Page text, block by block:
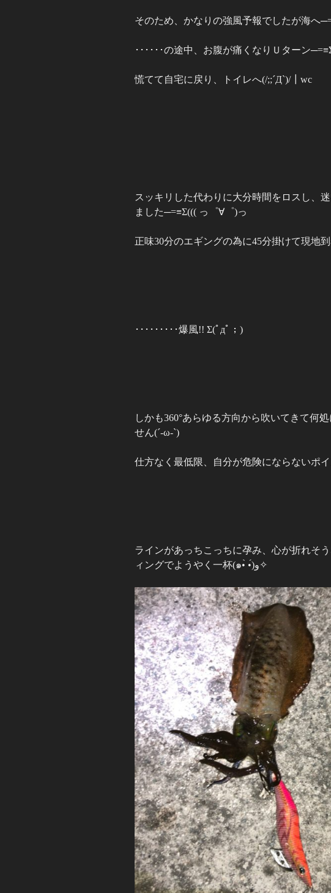
そのため、かなりの強風予報でしたが海へ
･･････の途中、お腹が痛くなりＵターン
慌てて自宅に戻り、トイレへ(/;;´Д`)/┃︎wc
スッキリした代わりに大分時間をロスし、
ました─=≡Σ((( っ゜∀゜)っ
正味30分のエギングの為に45分掛けて現地
･････････爆風!! Σ(ﾟдﾟ；)
しかも360°あらゆる方向から吹いてきて何
せん(´-ω-`)
仕方なく最低限、自分が危険にならないポイ
ラインがあっちこっちに孕み、心が折れそ
ィングでようやく一杯(๑•̀ •́)و✧